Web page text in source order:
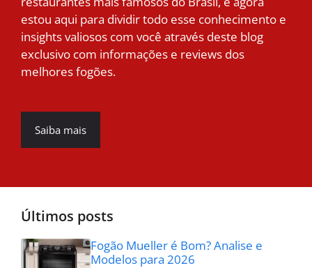
estou aqui para dividir todo esse conhecimento e
insights valiosos com você através deste blog
exclusivo com informações e reviews dos
melhores fogões.
Saiba mais
Últimos posts
Fogão Mueller é Bom? Analise e
Modelos para 2026